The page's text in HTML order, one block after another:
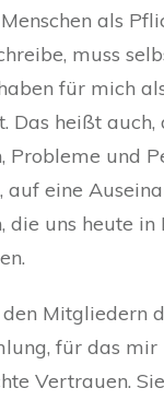
als
muss
für mich
Das heißt auch,
Probleme und
auf eine
die uns heute in
den Mitgliedern
für das mir
Vertrauen.